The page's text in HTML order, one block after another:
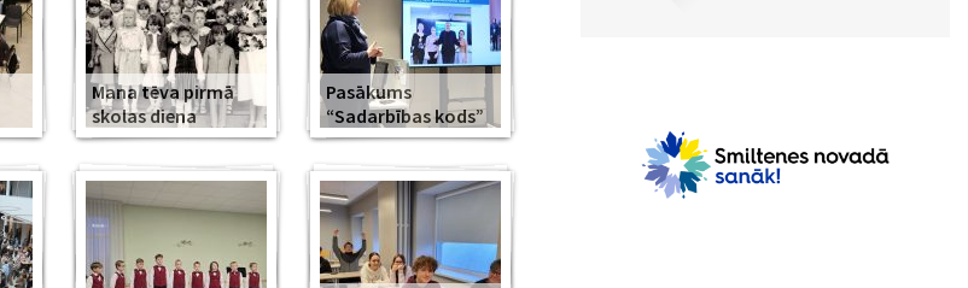
Mana tēva pirmā
skolas diena
Pasākums
“Sadarbības kods”